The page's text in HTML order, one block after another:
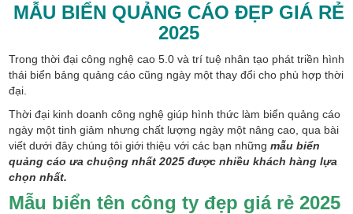
MẪU BIỂN QUẢNG CÁO ĐẸP GIÁ RẺ
2025
Trong thời đại công nghệ cao 5.0 và trí tuệ nhân tạo phát triền hình
thái biển bảng quảng cáo cũng ngày một thay đổi cho phù hợp thời
đại.
Thời đại kinh doanh công nghệ giúp hình thức làm biển quảng cáo
ngày một tinh giảm nhưng chất lượng ngày một nâng cao, qua bài
viết dưới đây chúng tôi giới thiệu với các bạn những mẫu biển
quảng cáo ưa chuộng nhất 2025 được nhiều khách hàng lựa
chọn nhất.
Mẫu biển tên công ty đẹp giá rẻ 2025